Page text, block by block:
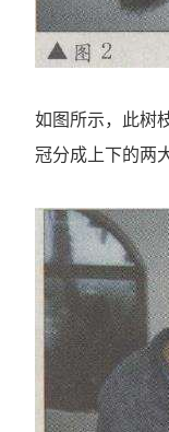
如图所示，此树
冠分成上下的两